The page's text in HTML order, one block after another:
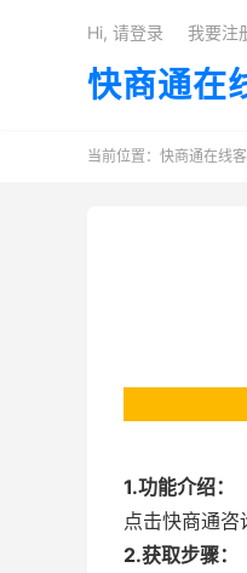
快商通在
Hi, 请登录 我要注
当前位置： 快商通在线
1.功能介绍：
点击快商通咨
2.获取步骤：